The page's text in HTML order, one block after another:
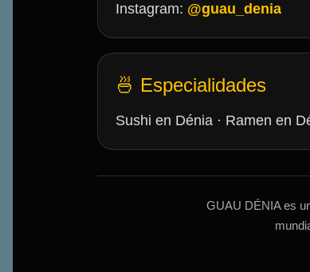
Instagram: @guau_denia
🍜 Especialidades
Sushi en Dénia · Ramen en
GUAU DÉNIA es